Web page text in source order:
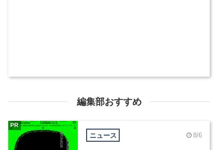
編集部おすすめ
ニュース 8/6
PR